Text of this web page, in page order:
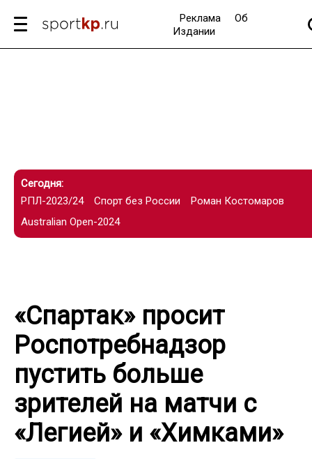
Реклама
Об
Издании
Сегодня:
РПЛ-2023/24
Спорт без России
Роман Костомаров
Australian Open-2024
«Спартак» просит
Роспотребнадзор
пустить больше
зрителей на матчи с
«Легией» и «Химками»